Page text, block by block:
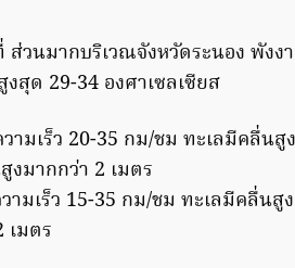
วนมากบริเวณจังหวัดระนอง พังง
ด 29-34 องศาเซลเซียส
ามเร็ว 20-35 กม/ชม ทะเลมีคลื่นสูง
มากกว่า 2 เมตร
ามเร็ว 15-35 กม/ชม ทะเลมีคลื่นสู
มตร